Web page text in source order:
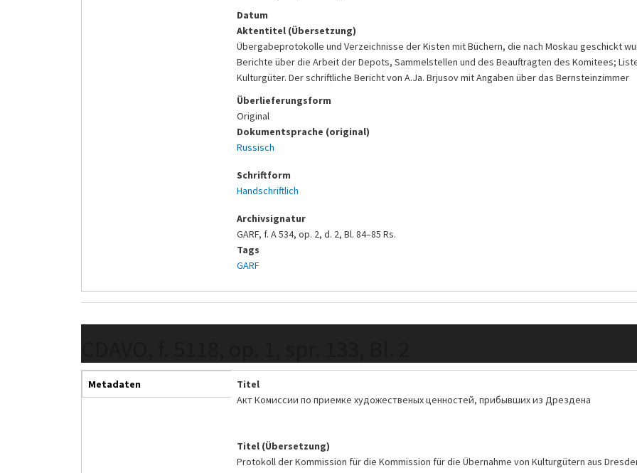
Datum
Aktentitel (Übersetzung)
Übergabeprotokolle und Verzeichnisse der Kisten mit Büchern, die nach Moskau geschickt
Berichte über die Arbeit der Depots, Sammelstellen und des Beauftragten des Komitees;
Kulturgüter. Der schriftliche Bericht von A.Ja. Brjusov mit Angaben über das Bernsteinzimmer
Überlieferungsform
Original
Dokumentsprache (original)
Russisch
Schriftform
Handschriftlich
Archivsignatur
GARF, f. A 534, op. 2, d. 2, Bl. 84–85 Rs.
Tags
GARF
Metadaten
Titel
Акт Комиссии по приемке художественых ценностей, прибывших из Дрездена
Titel (Übersetzung)
Protokoll der Kommission für die Kommission für die Übernahme von Kulturgütern aus